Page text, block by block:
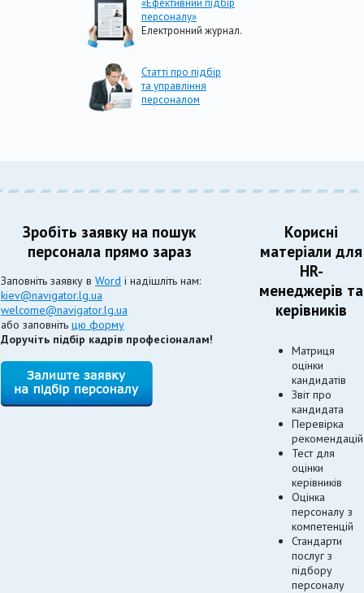
«Ефективний підбір
персоналу»
Електронний журнал.
Статті про підбір
та управління
персоналом
Зробіть заявку на пошук
персонала прямо зараз
Заповніть заявку в Word і надішліть нам:
kiev@navigator.lg.ua
welcome@navigator.lg.ua
або заповніть цю форму
Доручіть підбір кадрів професіоналам!
Корисні
матеріали для
HR-
менеджерів та
керівників
Матриця
оцінки
кандидатів
Звіт про
кандидата
Перевірка
рекомендацій
Тест для
оцінки
керівників
Оцінка
персоналу з
компетенцій
Стандарти
послуг з
підбору
персоналу